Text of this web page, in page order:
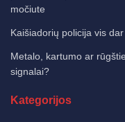
močiute
Kaišiadorių policija vis
Metalo, kartumo ar
signalai?
Kategorijos